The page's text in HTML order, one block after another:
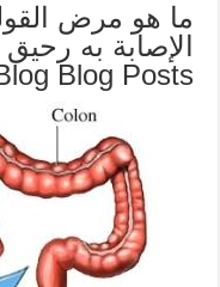
ما هو مرض
Blog Posts